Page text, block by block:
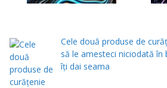
Cele două produse de
să le amesteci niciodată în
îţi dai seama